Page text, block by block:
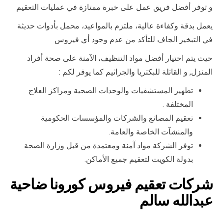
و توفر أفضل فريق عمل على خبرة ممتازة في عمليات التعقيم
يعمل بدقة وكفاءة عالية، ملتزم بالمواعيد، محمل بأدوات حديثة
في التبخير الجاف للتأكد من عدم وجود أي فيروس
حيث يتم اختيار أفضل مواد التنظيف، الآمنة على صحة أفراد
المنزل, و القاتلة للبكتريا والجراثيم كما يوفر لكم :
تطهير المستشفيات والوحدات الصحية ومراكز العلاج
المختلفة .
تعقيم المصانع والشركات والمؤسسات الحكومية
والمنشآت الخاصة والعامة.
توفر الشركة مواد آمنة ومعتمدة من قبل وزارة الصحة
بدولة الكويت لتعقيم جميع الأماكن.
شركات تعقيم فيروس كورونا ضاحية
عبدالله سالم